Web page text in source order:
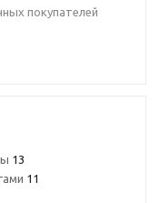
покупателей
13
11